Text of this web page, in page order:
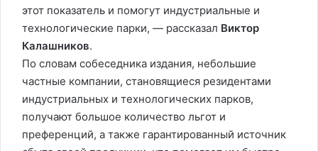
этот показатель и помогут индустриальные и
технологические парки, — рассказал Виктор
Калашников.
По словам собеседника издания, небольшие
частные компании, становящиеся резидентами
индустриальных и технологических парков,
получают большое количество льгот и
преференций, а также гарантированный источник